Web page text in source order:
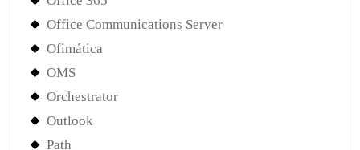
Office Communications Server
Ofimática
OMS
Orchestrator
Outlook
Path